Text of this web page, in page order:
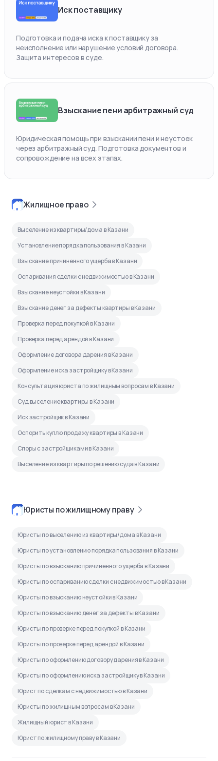
Иск поставщику
Подготовка и подача иска к поставщику за
неисполнение или нарушение условий договора.
Защита интересов в суде.
Взыскание пени арбитражный суд
Юридическая помощь при взыскании пени и неустоек
через арбитражный суд. Подготовка документов и
сопровождение на всех этапах.
Жилищное право
Выселение из квартиры/дома в Казани
Установление порядка пользования в Казани
Взыскание причиненного ущерба в Казани
Оспаривания сделки с недвижимостью в Казани
Взыскание неустойки в Казани
Взыскание денег за дефекты квартиры в Казани
Проверка перед покупкой в Казани
Проверка перед арендой в Казани
Оформление договора дарения в Казани
Оформление иска застройщику в Казани
Консультация юриста по жилищным вопросам в Казани
Суд выселение квартиры в Казани
Иск застройщик в Казани
Оспорить куплю продажу квартиры в Казани
Споры с застройщиками в Казани
Выселение из квартиры по решению суда в Казани
Юристы по жилищному праву
Юристы по выселению из квартиры/дома в Казани
Юристы по установлению порядка пользования в Казани
Юристы по взысканию причиненного ущерба в Казани
Юристы по оспариванию сделки с недвижимостью в Казани
Юристы по взысканию неустойки в Казани
Юристы по взысканию денег за дефекты в Казани
Юристы по проверке перед покупкой в Казани
Юристы по проверке перед арендой в Казани
Юристы по оформлению договору дарения в Казани
Юристы по оформлению иска застройщику в Казани
Юрист по сделкам с недвижимостью в Казани
Юристы по жилищным вопросам в Казани
Жилищный юрист в Казани
Юрист по жилищному праву в Казани